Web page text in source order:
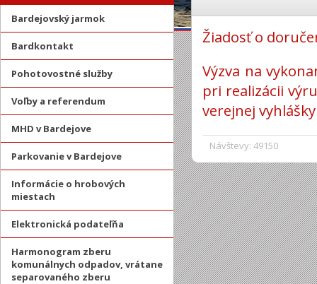
Bardejovský jarmok
Bardkontakt
Pohotovostné služby
Voľby a referendum
MHD v Bardejove
Parkovanie v Bardejove
Informácie o hrobových
miestach
Elektronická podateľňa
Harmonogram zberu
komunálnych odpadov, vrátane
separovaného zberu
Návštevy: 49150
Žiadosť o
Výzva na
pri realizácii
verejnej